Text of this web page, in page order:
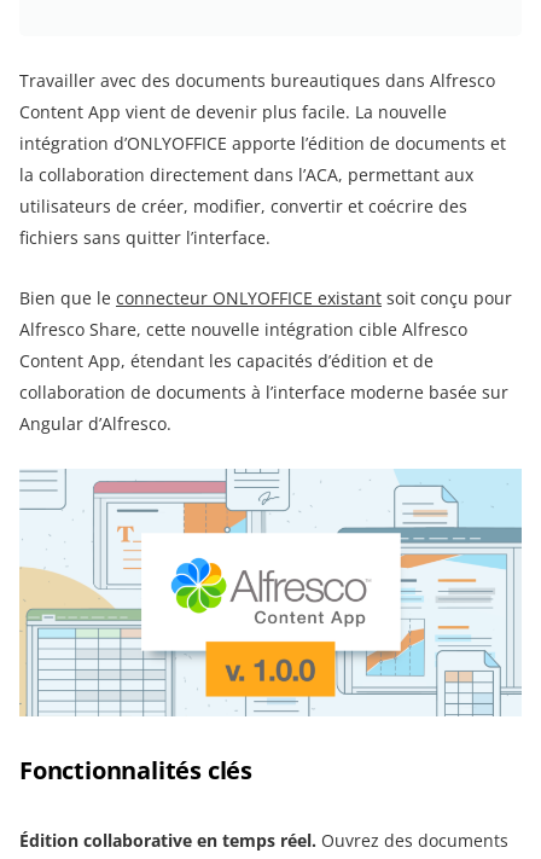
Travailler avec des documents bureautiques dans Alfresco
Content App vient de devenir plus facile. La nouvelle
intégration d’ONLYOFFICE apporte l’édition de documents et
la collaboration directement dans l’ACA, permettant aux
utilisateurs de créer, modifier, convertir et coécrire des
fichiers sans quitter l’interface.
Bien que le connecteur ONLYOFFICE existant soit conçu pour
Alfresco Share, cette nouvelle intégration cible Alfresco
Content App, étendant les capacités d’édition et de
collaboration de documents à l’interface moderne basée sur
Angular d’Alfresco.
Fonctionnalités clés
Édition collaborative en temps réel. Ouvrez des documents